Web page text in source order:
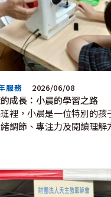
服務 2026/06/08
成長：小晨的學習之路
裡，小晨是一位特別的孩
調節、專注力及閱讀理解